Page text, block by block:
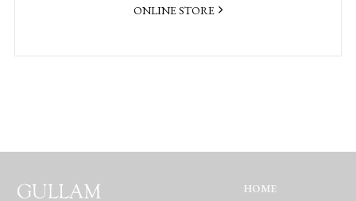
ONLINE STORE
HOME